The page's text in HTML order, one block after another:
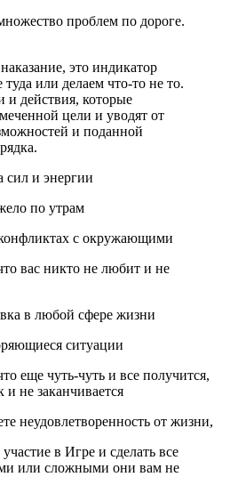
проблем по дороге.
это индикатор
или делаем что-то не то.
и действия, которые
цели и уводят от
и поданной
сил и энергии
по утрам
с окружающими
вас никто не любит и не
в любой сфере жизни
ситуации
еще чуть-чуть и все получится,
и не заканчивается
неудовлетворенность от жизни,
в Игре и сделать все
или сложными они вам не